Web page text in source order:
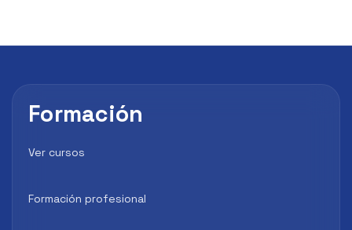
Formación
Ver cursos
Formación profesional